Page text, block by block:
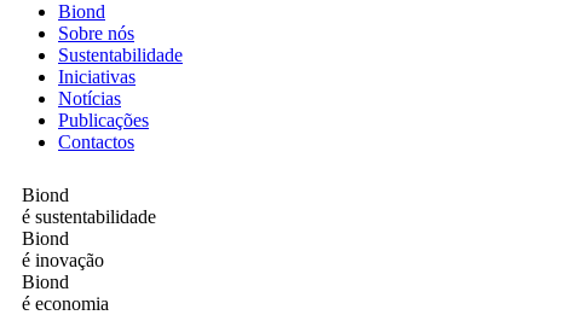
Biond
Sobre nós
Sustentabilidade
Iniciativas
Notícias
Publicações
Contactos
Biond
é sustentabilidade
Biond
é inovação
Biond
é economia